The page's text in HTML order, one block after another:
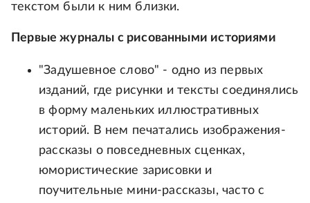
текстом были к ним близки.
Первые журналы с рисованными историями
"Задушевное слово" - одно из первых
изданий, где рисунки и тексты соединялись
в форму маленьких иллюстративных
историй. В нем печатались изображения-
рассказы о повседневных сценках,
юмористические зарисовки и
поучительные мини-рассказы, часто с